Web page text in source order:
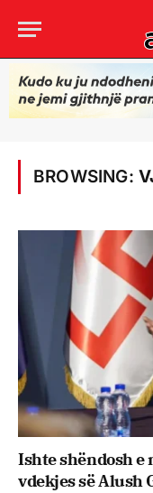
BROWSING:
Ishte shëndosh
vdekjes së Alush